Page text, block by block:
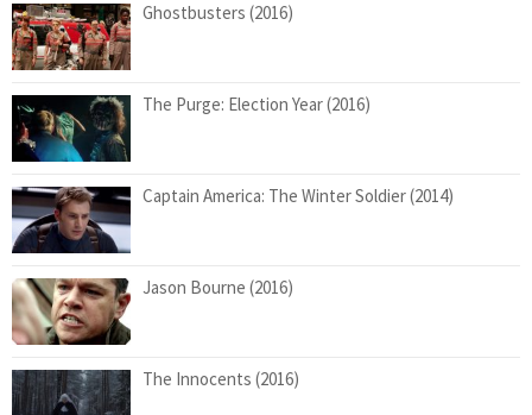
Ghostbusters (2016)
The Purge: Election Year (2016)
Captain America: The Winter Soldier (2014)
Jason Bourne (2016)
The Innocents (2016)